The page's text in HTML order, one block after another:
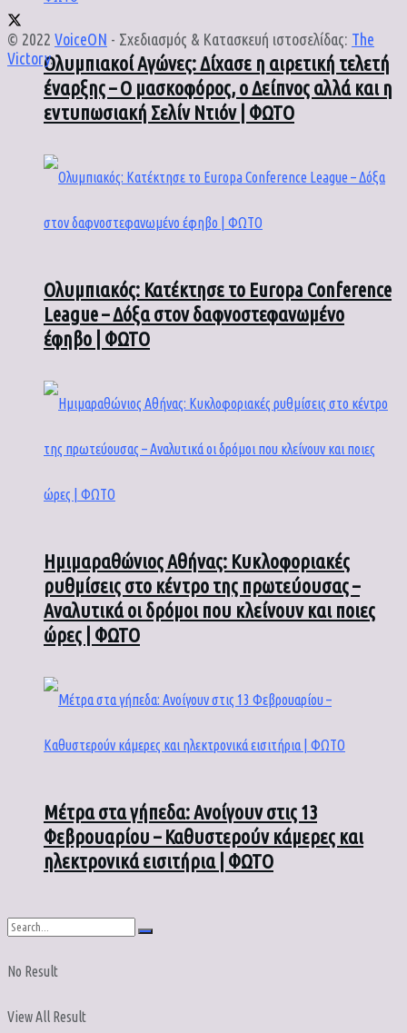
Ολυμπιακοί Αγώνες: Δίχασε η αιρετική τελετή
έναρξης – Ο μασκοφόρος, ο Δείπνος αλλά και η
εντυπωσιακή Σελίν Ντιόν | ΦΩΤΟ
Ολυμπιακός: Κατέκτησε το Europa Conference
League – Δόξα στον δαφνοστεφανωμένο
έφηβο | ΦΩΤΟ
Ημιμαραθώνιος Αθήνας: Κυκλοφοριακές
ρυθμίσεις στο κέντρο της πρωτεύουσας –
Αναλυτικά οι δρόμοι που κλείνουν και ποιες
ώρες | ΦΩΤΟ
Μέτρα στα γήπεδα: Ανοίγουν στις 13
Φεβρουαρίου – Καθυστερούν κάμερες και
ηλεκτρονικά εισιτήρια | ΦΩΤΟ
No Result
View All Result
© 2022 VoiceON - Σχεδιασμός & Κατασκευή ιστοσελίδας: The
Victory.